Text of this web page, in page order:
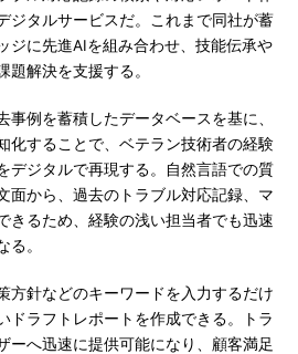
ジタルサービスだ。これまで同社が蓄
ジに先進AIを組み合わせ、技能伝承や
題解決を支援する。
例を蓄積したデータベースを基に、
化することで、ベテラン技術者の経験
デジタルで再現する。自然言語での質
面から、過去のトラブル対応記録、マ
きるため、経験の浅い担当者でも迅速
る。
針などのキーワードを入力するだけ
ドラフトレポートを作成できる。トラ
ーへ迅速に提供可能になり、顧客満足